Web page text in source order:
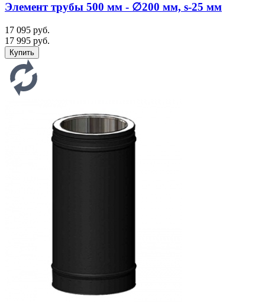
Элемент трубы 500 мм - ∅200 мм, s-25 мм
17 095 руб.
17 995 руб.